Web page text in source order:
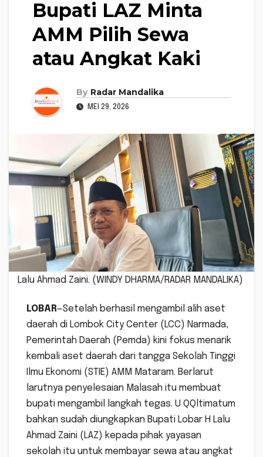
Bupati LAZ Minta
AMM Pilih Sewa
atau Angkat Kaki
By Radar Mandalika
MEI 29, 2026
Lalu Ahmad Zaini. (WINDY DHARMA/RADAR MANDALIKA)
LOBAR—Setelah berhasil mengambil alih aset
daerah di Lombok City Center (LCC) Narmada,
Pemerintah Daerah (Pemda) kini fokus menarik
kembali aset daerah dari tangga Sekolah Tinggi
Ilmu Ekonomi (STIE) AMM Mataram. Berlarut
larutnya penyelesaian Malasah itu membuat
bupati mengambil langkah tegas. U QQltimatum
bahkan sudah diungkapkan Bupati Lobar H Lalu
Ahmad Zaini (LAZ) kepada pihak yayasan
sekolah itu untuk membayar sewa atau angkat